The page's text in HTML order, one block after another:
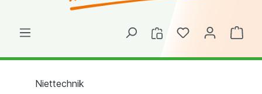
Niettechnik